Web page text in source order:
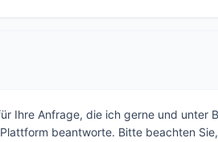
Ihre Anfrage, die ich gerne und unter
beantworte. Bitte beachten